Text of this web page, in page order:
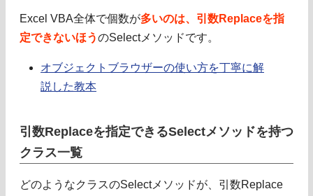
Excel VBA全体で個数が多いのは、引数Replaceを指
定できないほうのSelectメソッドです。
オブジェクトブラウザーの使い方を丁寧に解
説した教本
引数Replaceを指定できるSelectメソッドを持つ
クラス一覧
どのようなクラスのSelectメソッドが、引数Replace